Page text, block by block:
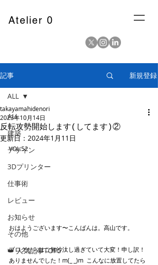
Atelier 0
記事 新規登録
ALL
建築
デザイン
3Dプリンター
仕事術
レビュー
お知らせ
その他
👑 人気記事TOP5
ALL
反転攻勢開始します(してます)②
takayamahidenori
2023年10月14日
更新日： 2024年1月11日
VOL.52
おはようございます〜こんばんは。高山です。
ブログからはご無沙汰し過ぎていて大変！申し訳！
ありませんでした！m(_ _)m  こんなに放置してたら